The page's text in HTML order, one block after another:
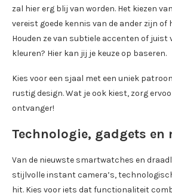
zal hier erg blij van worden. Het kiezen
vereist goede kennis van de ander zijn
Houden ze van subtiele accenten of juist
kleuren? Hier kan jij je keuze op baseren.
Kies voor een sjaal met een uniek
rustig design. Wat je ook kiest, zorg
ontvanger!
Technologie, gadgets en
Van de nieuwste smartwatches en
stijlvolle instant camera’s,
hit. Kies voor iets dat functionaliteit